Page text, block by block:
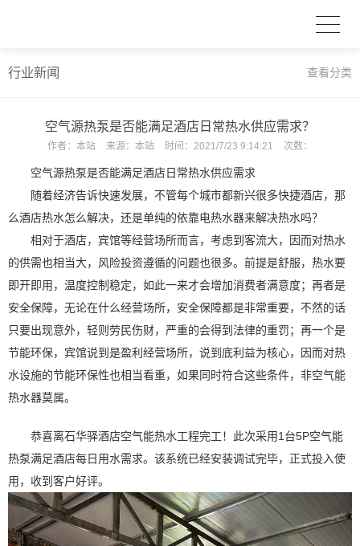
行业新闻 查看分类
空气源热泵是否能满足酒店日常热水供应需求？
作者： 本站 来源： 本站 时间： 2021/7/23 9:14:21 次数：
空气源热泵是否能满足酒店日常热水供应需求
随着经济告诉快速发展，不管每个城市都新兴很多快捷酒店，那
么酒店热水怎么解决，还是单纯的依靠电热水器来解决热水吗？
相对于酒店，宾馆等经营场所而言，考虑到客流大，因而对热水
的供需也相当大，风险投资遵循的问题也很多。前提是舒服，热水要
即开即用，温度控制稳定，如此一来才会增加消费者满意度；再者是
安全保障，无论在什么经营场所，安全保障都是非常重要，不然的话
只要出现意外，轻则劳民伤财，严重的会得到法律的重罚；再一个是
节能环保，宾馆说到是盈利经营场所，说到底利益为核心，因而对热
水设施的节能环保性也相当看重，如果同时符合这些条件，非空气能
热水器莫属。
恭喜离石华驿酒店空气能热水工程完工！此次采用1台5P空气能
热泵满足酒店每日用水需求。该系统已经安装调试完毕，正式投入使
用，收到客户好评。